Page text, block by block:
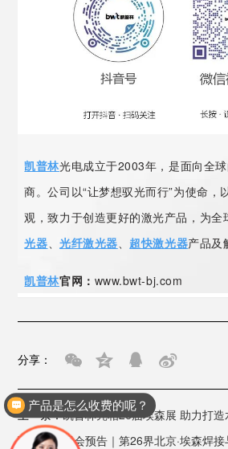
凯普林光电成立于2003年，是面向全
商。公司以“让梦想驭光而行”为使命，
观，致力于创造更好的激光产品，为全
光器 、光纤激光器 超快激光器产品及
凯普林官网： www.bwt-bj.com
分享：
上一条：凯普林亮相26届埃森展 助力打
下一条： 展会预告｜第26界北京·埃森焊
产品是怎么收费的呢？
介绍下你们产品的参数